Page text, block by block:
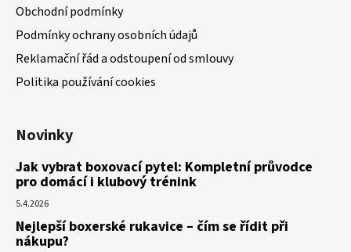
Obchodní podmínky
Podmínky ochrany osobních údajů
Reklamační řád a odstoupení od smlouvy
Politika používání cookies
Novinky
Jak vybrat boxovací pytel: Kompletní průvodce
pro domácí i klubový trénink
5.4.2026
Nejlepší boxerské rukavice – čím se řídit při
nákupu?